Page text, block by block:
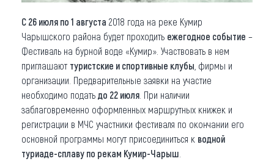
С 26 июля по 1 августа 2018 года на реке Кумир
Чарышского района будет проходить ежегодное событие –
Фестиваль на бурной воде «Кумир». Участвовать в нем
приглашают туристские и спортивные клубы , фирмы и
организации. Предварительные заявки на участие
необходимо подать до 22 июля . При наличии
заблаговременно оформленных маршрутных книжек и
регистрации в МЧС участники фестиваля по окончании его
основной программы могут присоединиться к водной
туриаде-сплаву по рекам Кумир-Чарыш